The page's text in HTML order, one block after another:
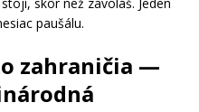
paušálu.
zahraničia —